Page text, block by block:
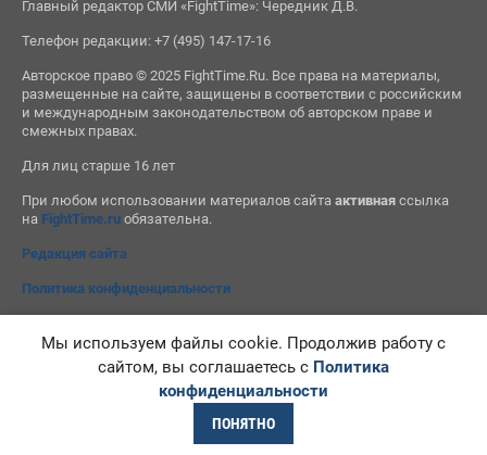
Главный редактор СМИ «FightTime»: Чередник Д.В.
Телефон редакции: +7 (495) 147-17-16
Авторское право © 2025 FightTime.Ru. Все права на материалы,
размещенные на сайте, защищены в соответствии с российским
и международным законодательством об авторском праве и
смежных правах.
Для лиц старше 16 лет
При любом использовании материалов сайта активнаяссылка
на FightTime.ruобязательна.
Редакция сайта
Политика конфиденциальности
Мы используем файлы cookie. Продолжив работу с
сайтом, вы соглашаетесь с Политика
конфиденциальности
ПОНЯТНО